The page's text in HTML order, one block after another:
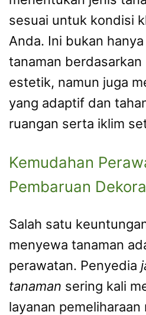
sesuai untuk kondisi
Anda. Ini bukan
tanaman
estetik, namun juga
yang adaptif dan
ruangan serta iklim
Kemudahan
Pembaruan
Salah satu
menyewa tanaman
perawatan. Penyedia
tanaman sering kali
layanan